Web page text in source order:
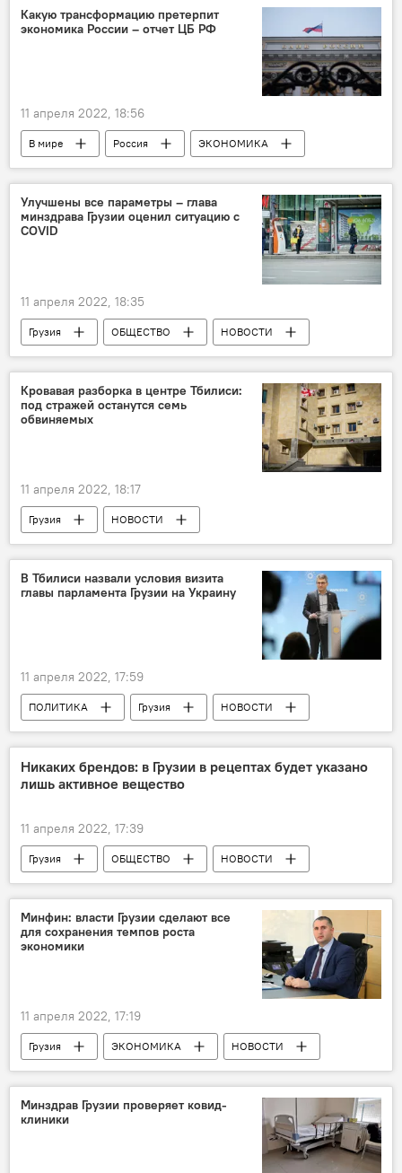
Владимир Путин
Какую трансформацию претерпит
экономика России – отчет ЦБ РФ
11 апреля 2022, 18:56
В мире Россия
ЭКОНОМИКА
Центральный банк Росси
Улучшены все параметры – глава
минздрава Грузии оценил ситуацию с
COVID
11 апреля 2022, 18:35
Грузия ОБЩЕСТВО
НОВОСТИ
Минздрав Грузии
Коронавирус COVID-19
Кровавая разборка в центре Тбилиси:
под стражей останутся семь
обвиняемых
11 апреля 2022, 18:17
Грузия
НОВОСТИ
ПРОИСШЕСТВИЯ
Генеральная прокуратура Грузии
В Тбилиси назвали условия визита
главы парламента Грузии на Украину
11 апреля 2022, 17:59
ПОЛИТИКА Грузия
НОВОСТИ
Минфин Грузии
Украина
Никаких брендов: в Грузии в рецептах будет указано
лишь активное вещество
11 апреля 2022, 17:39
Грузия ОБЩЕСТВО
НОВОСТИ
Ираклий Гарибашвили
Минздрав Грузии
Турция
Минфин: власти Грузии сделают все
для сохранения темпов роста
экономики
11 апреля 2022, 17:19
Грузия ЭКОНОМИКА
НОВОСТИ
Министерство финансов Грузии
Всемирный банк
Минздрав Грузии проверяет ковид-
клиники